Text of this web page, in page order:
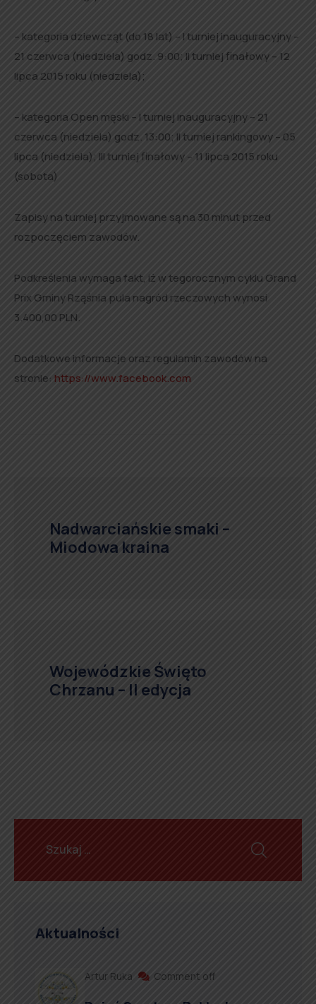
– kategoria dziewcząt (do 18 lat) – I turniej inauguracyjny –
21 czerwca (niedziela) godz. 9:00; II turniej finałowy – 12
lipca 2015 roku (niedziela);
– kategoria Open męski – I turniej inauguracyjny – 21
czerwca (niedziela) godz. 13:00; II turniej rankingowy – 05
lipca (niedziela); III turniej finałowy – 11 lipca 2015 roku
(sobota)
Zapisy na turniej przyjmowane są na 30 minut przed
rozpoczęciem zawodów.
Podkreślenia wymaga fakt, iż w tegorocznym cyklu Grand
Prix Gminy Rząśnia pula nagród rzeczowych wynosi
3.400,00 PLN.
Dodatkowe informacje oraz regulamin zawodów na
stronie: https://www.facebook.com
Nadwarciańskie smaki –
Miodowa kraina
Wojewódzkie Święto
Chrzanu – II edycja
Aktualności
Artur Ruka Comment off